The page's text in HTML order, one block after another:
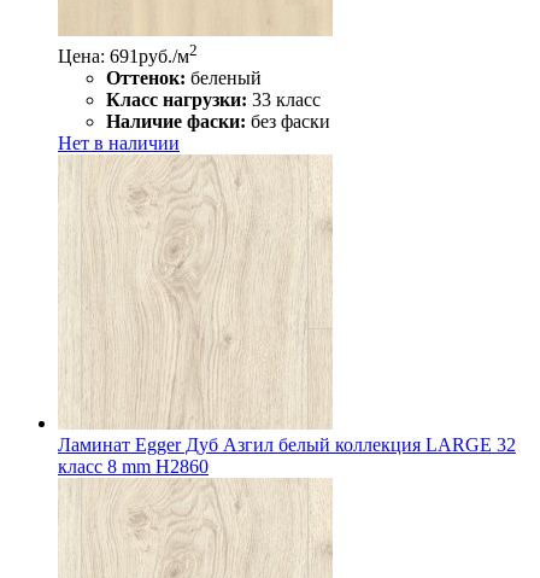
Цена: 691руб./м2
Оттенок: беленый
Класс нагрузки: 33 класс
Наличие фаски: без фаски
Нет в наличии
Ламинат Egger Дуб Азгил белый коллекция LARGE 32
класс 8 mm H2860